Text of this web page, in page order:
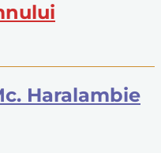
Haralambie